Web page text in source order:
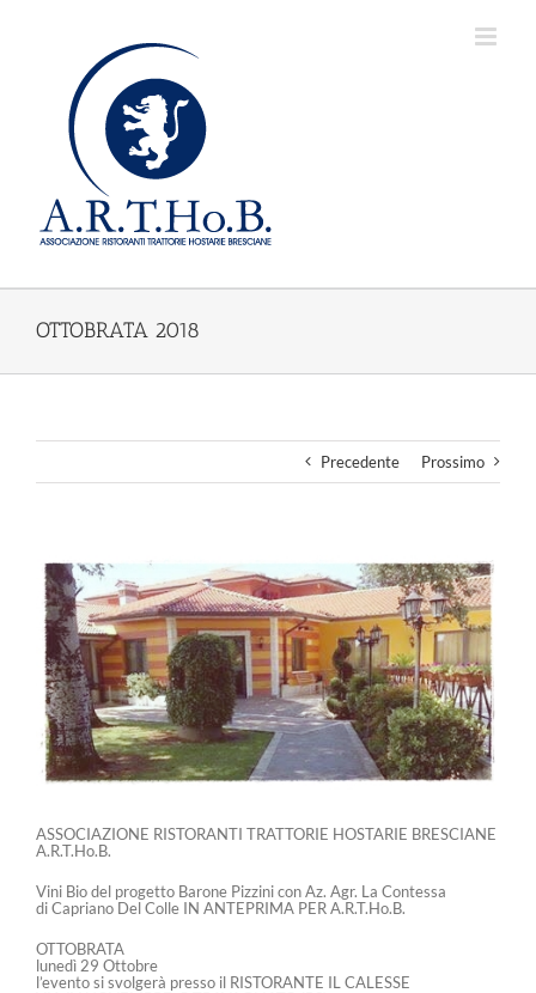
OTTOBRATA 2018
Precedente Prossimo
Ingrandisci
immagine
ASSOCIAZIONE RISTORANTI TRATTORIE HOSTARIE BRESCIANE
A.R.T.Ho.B.
Vini Bio del progetto Barone Pizzini con Az. Agr. La Contessa
di Capriano Del Colle IN ANTEPRIMA PER A.R.T.Ho.B.
OTTOBRATA
lunedì 29 Ottobre
l’evento si svolgerà presso il RISTORANTE IL CALESSE